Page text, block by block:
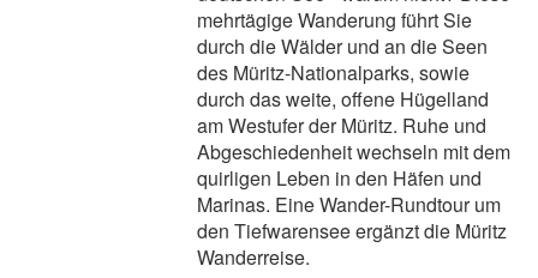
mehrtägige Wanderung führt Sie
durch die Wälder und an die Seen
des Müritz-Nationalparks, sowie
durch das weite, offene Hügelland
am Westufer der Müritz. Ruhe und
Abgeschiedenheit wechseln mit dem
quirligen Leben in den Häfen und
Marinas. Eine Wander-Rundtour um
den Tiefwarensee ergänzt die Müritz
Wanderreise.